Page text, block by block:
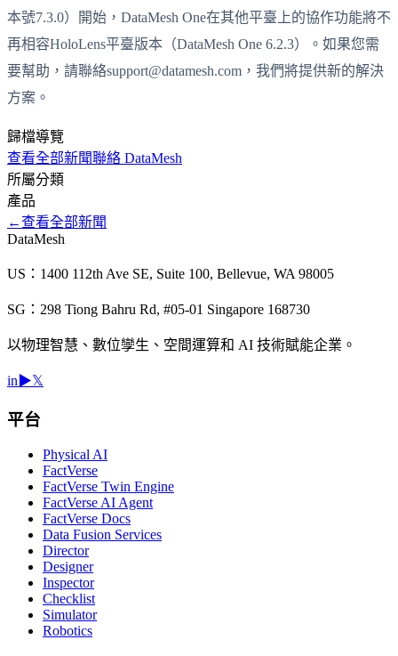
本號7.3.0）開始，DataMesh One在其他平臺上的協作功能將不
再相容HoloLens平臺版本（DataMesh One 6.2.3）。如果您需
要幫助，請聯絡support@datamesh.com，我們將提供新的解決
方案。
歸檔導覽
查看全部新聞聯絡 DataMesh
所屬分類
產品
← 查看全部新聞
DataMesh
US：1400 112th Ave SE, Suite 100, Bellevue, WA 98005
SG：298 Tiong Bahru Rd, #05-01 Singapore 168730
以物理智慧、數位孿生、空間運算和 AI 技術賦能企業。
in ▶𝕏
平台
Physical AI
FactVerse
FactVerse Twin Engine
FactVerse AI Agent
FactVerse Docs
Data Fusion Services
Director
Designer
Inspector
Checklist
Simulator
Robotics